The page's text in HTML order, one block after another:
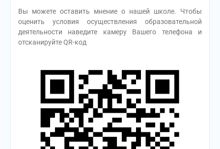
Вы можете оставить мнение о нашей школе. Чтобы
оценить условия осуществления образовательной
деятельности наведите камеру Вашего телефона и
отсканируйте QR-код